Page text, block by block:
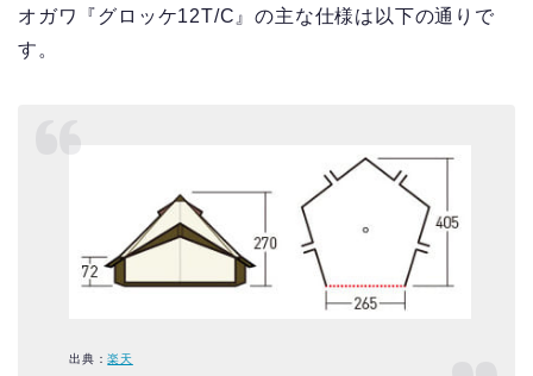
オガワ『グロッケ12T/C』の主な仕様は以下の通りで
す。
出典：楽天